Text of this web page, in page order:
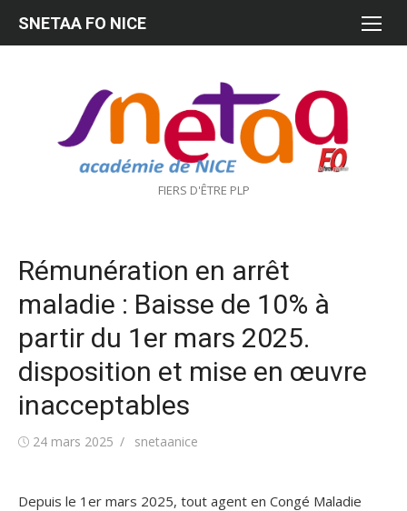
FIERS D'ÊTRE PLP
SNETAA FO NICE
Rémunération en arrêt
maladie : Baisse de 10% à
partir du 1er mars 2025.
disposition et mise en œuvre
inacceptables
Publié24 mars 2025 Auteur/autrice
snetaanice
Depuis le 1er mars 2025, tout agent en Congé Maladie